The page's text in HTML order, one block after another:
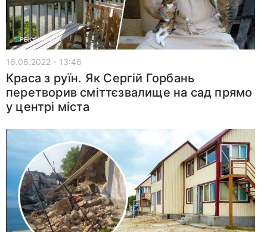
16.08.2022 - 13:46
Краса з руїн. Як Сергій Горбань
перетворив сміттєзвалище на сад прямо
у центрі міста